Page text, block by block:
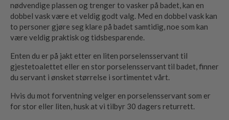
nødvendige plassen og trenger to vasker på badet, kan en
dobbel vask være et veldig godt valg. Med en dobbel vask kan
to personer gjøre seg klare på badet samtidig, noe som kan
være veldig praktisk og tidsbesparende.
Enten du er på jakt etter en liten porselensservant til
gjestetoalettet eller en stor porselensservant til badet, finner
du servant i ønsket størrelse i sortimentet vårt.
Hvis du mot forventning velger en porselensservant som er
for stor eller liten, husk at vi tilbyr 30 dagers returrett.